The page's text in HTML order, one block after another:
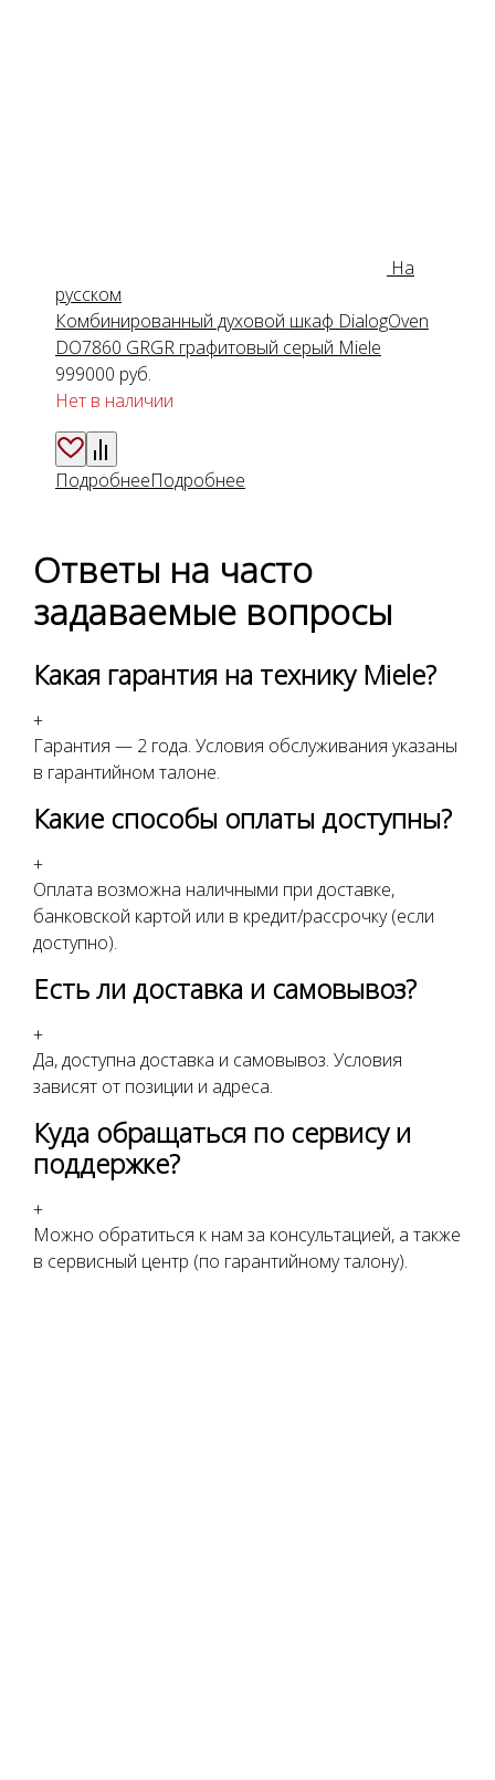
На
русском
Комбинированный духовой шкаф DialogOven
DO7860 GRGR графитовый серый Miele
999000 руб.
Нет в наличии
ПодробнееПодробнее
Ответы на часто
задаваемые вопросы
Какая гарантия на технику Miele?
+
Гарантия — 2 года. Условия обслуживания указаны
в гарантийном талоне.
Какие способы оплаты доступны?
+
Оплата возможна наличными при доставке,
банковской картой или в кредит/рассрочку (если
доступно).
Есть ли доставка и самовывоз?
+
Да, доступна доставка и самовывоз. Условия
зависят от позиции и адреса.
Куда обращаться по сервису и
поддержке?
+
Можно обратиться к нам за консультацией, а также
в сервисный центр (по гарантийному талону).